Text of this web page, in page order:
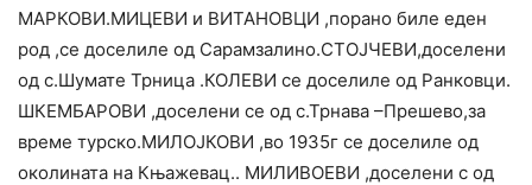
МАРКОВИ.МИЦЕВИ и ВИТАНОВЦИ ,порано биле еден
род ,се доселиле од Сарамзалино.СТОЈЧЕВИ,доселени
од с.Шумате Трница .КОЛЕВИ се доселиле од Ранковци.
ШКЕМБАРОВИ ,доселени се од с.Трнава –Прешево,за
време турско.МИЛОЈКОВИ ,во 1935г се доселиле од
околината на Књажевац.. МИЛИВОЕВИ ,доселени с од